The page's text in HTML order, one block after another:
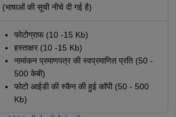
(भाषाओं की सूची नीचे दी गई है)
फोटोग्राफ (10 -15 Kb)
हस्ताक्षर (10 -15 Kb)
नामांकन प्रमाणपत्र की स्वप्रमाणित प्रति (50 -
500 केबी)
फोटो आईडी की स्कैन की हुई कॉपी (50 - 500
Kb)